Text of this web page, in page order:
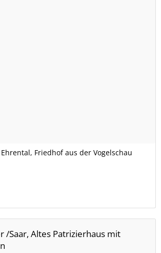
Friedhof aus der Vogelschau